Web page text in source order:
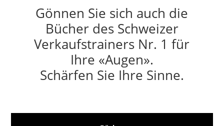
Gönnen Sie sich auch die
Bücher des Schweizer
Verkaufstrainers Nr. 1 für
Ihre «Augen».
Schärfen Sie Ihre Sinne.